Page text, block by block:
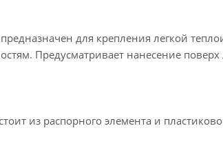
для крепления легкой
Предусматривает нанесение
из распорного элемента и